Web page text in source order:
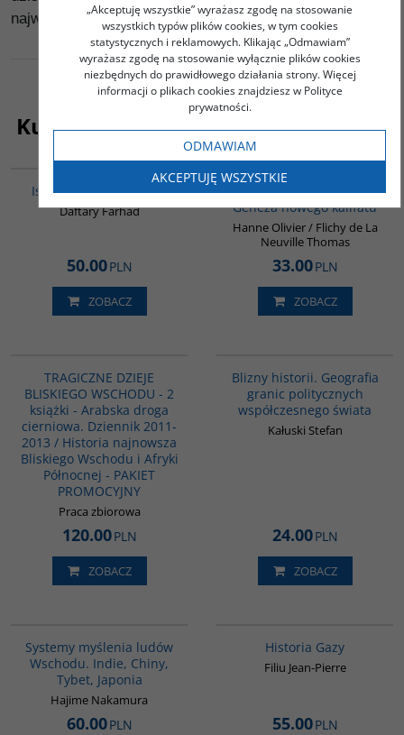
najważniejszych wydarzeń.
Kupujący ten produkt kupili także:
Ismailici. Zarys historii
Daftary Farhad
50.00PLN
ZOBACZ
Państwo Islamskie.
Geneza nowego kalifatu
Hanne Olivier / Flichy de La
Neuville Thomas
33.00PLN
ZOBACZ
TRAGICZNE DZIEJE
BLISKIEGO WSCHODU - 2
książki - Arabska droga
cierniowa. Dziennik 2011-
2013 / Historia najnowsza
Bliskiego Wschodu i Afryki
Północnej - PAKIET
PROMOCYJNY
Praca zbiorowa
120.00PLN
ZOBACZ
Blizny historii. Geografia
granic politycznych
współczesnego świata
Kałuski Stefan
24.00PLN
ZOBACZ
Systemy myślenia ludów
Wschodu. Indie, Chiny,
Tybet, Japonia
Hajime Nakamura
60.00PLN
Historia Gazy
Filiu Jean-Pierre
55.00PLN
„Akceptuję wszystkie” wyrażasz zgodę na stosowanie
wszystkich typów plików cookies, w tym cookies
statystycznych i reklamowych. Klikając „Odmawiam”
wyrażasz zgodę na stosowanie wyłącznie plików cookies
niezbędnych do prawidłowego działania strony. Więcej
informacji o plikach cookies znajdziesz w Polityce
prywatności.
ODMAWIAM
AKCEPTUJĘ WSZYSTKIE